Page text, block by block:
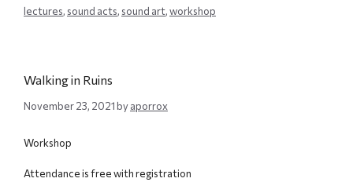
lectures, sound acts, sound art,workshop
Walking in Ruins
November 23, 2021 byaporrox
Workshop
Attendance is free with registration